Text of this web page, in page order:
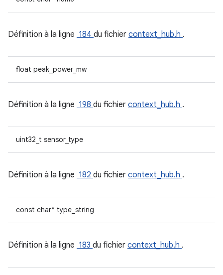
Définition à la ligne 184 du fichier context_hub.h .
float peak_power_mw
Définition à la ligne 198 du fichier context_hub.h .
uint32_t sensor_type
Définition à la ligne 182 du fichier context_hub.h .
const char* type_string
Définition à la ligne 183 du fichier context_hub.h .